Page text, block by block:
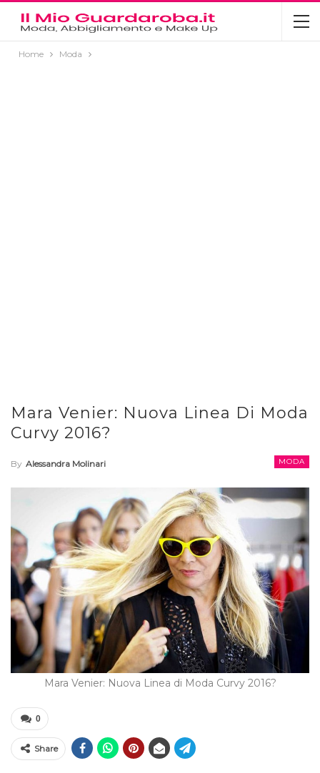
Home Moda
Mara Venier: Nuova Linea Di Moda
Curvy 2016?
MODA
By Alessandra Molinari
Mara Venier: Nuova Linea di Moda Curvy 2016?
0
Share